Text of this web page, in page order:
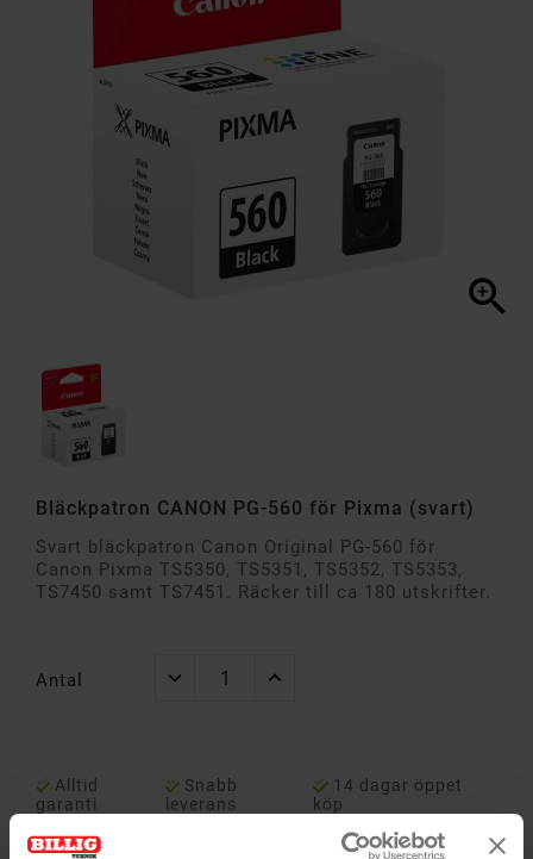

Bläckpatron CANON PG-560 för Pixma (svart)
Svart bläckpatron Canon Original PG-560 för
Canon Pixma TS5350, TS5351, TS5352, TS5353,
TS7450 samt TS7451. Räcker till ca 180 utskrifter.
Antal
Alltid
garanti
Snabb
leverans
14 dagar öppet
köp